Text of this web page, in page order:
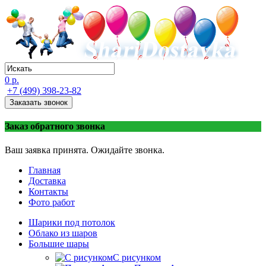
0 р.
+7 (499) 398-23-82
Заказать звонок
Заказ обратного звонка
Ваш заявка принята. Ожидайте звонка.
Главная
Доставка
Контакты
Фото работ
Шарики под потолок
Облако из шаров
Большие шары
C рисунком